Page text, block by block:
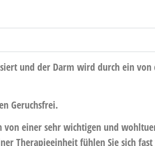
und der Darm wird durch ein von
Geruchsfrei.
von einer sehr wichtigen und
Therapieeinheit fühlen Sie sich